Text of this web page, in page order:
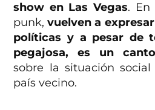
show en Las Vegas. En
punk,vuelven a
políticas y a pesar de
pegajosa, es un
sobre la situación
país vecino.